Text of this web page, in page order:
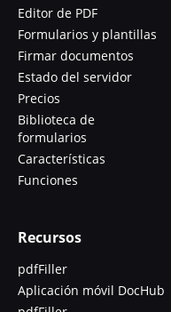
Editor de PDF
Formularios y plantillas
Firmar documentos
Estado del servidor
Precios
Biblioteca de
formularios
Características
Funciones
Recursos
pdfFiller
Aplicación móvil DocHub